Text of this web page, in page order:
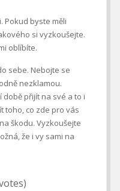
Pokud byste měli
si vyzkoušejte.
oblíbíte.
sebe. Nebojte se
nezklamou.
době přijít na své a to i
toho, co zde pro vás
škodu. Vyzkoušejte
že i vy sami na